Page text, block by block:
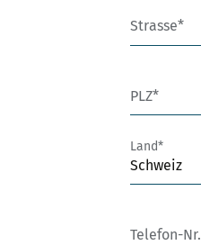
Strasse
PLZ
Land
Schweiz
Telefon-Nr.